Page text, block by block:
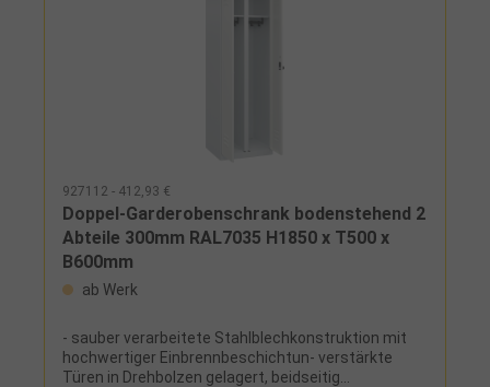
927112 - 412,93 €
Doppel-Garderobenschrank bodenstehend 2
Abteile 300mm RAL7035 H1850 x T500 x
B600mm
ab Werk
- sauber verarbeitete Stahlblechkonstruktion mit
hochwertiger Einbrennbeschichtun- verstärkte
Türen in Drehbolzen gelagert, beidseitig